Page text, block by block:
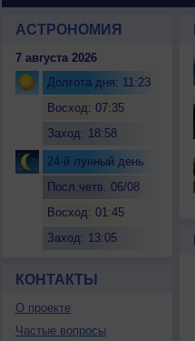
АСТРОНОМИЯ
7 августа 2026
Долгота дня: 11:23
Восход: 07:35
Заход: 18:58
24-й лунный день
Посл.четв. 06/08
Восход: 01:45
Заход: 13:05
КОНТАКТЫ
О проекте
Частые вопросы